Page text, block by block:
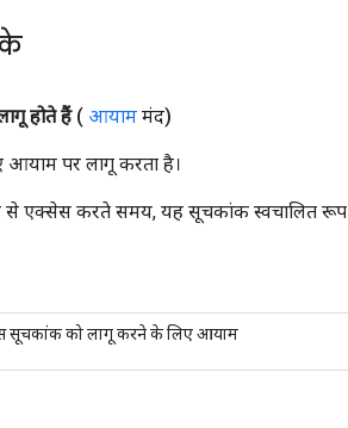
होते हैं ( आयाम मंद)
पर लागू करता है।
से एक्सेस करते समय, यह सूचकांक स्वचालित रूप
सूचकांक को लागू करने के लिए आयाम